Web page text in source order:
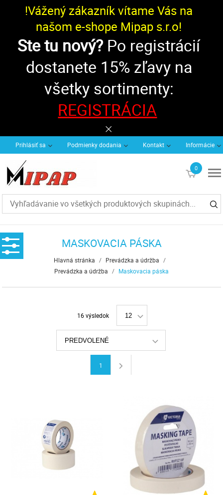
!Vážený zákazník vítame Vás na
našom e-shope Mipap s.r.o!
Ste tu nový?Po registrácií
dostanete 15% zľavy na
všetky sortimenty:
REGISTRÁCIA
Prihlásiť sa Podmienky dodania Kontakt Informácie
0
€0
MASKOVACIA PÁSKA
Hlavná stránka / Prevádzka a údržba /
Prevádzka a údržba / Maskovacia páska
16 výsledok 12
PREDVOLENÉ
1